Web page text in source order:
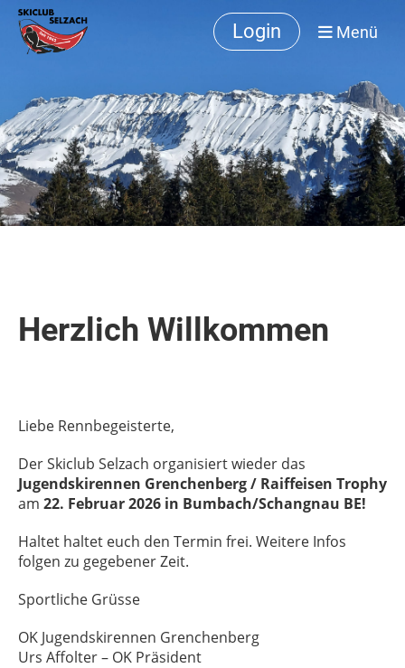
Login Menü
Herzlich Willkommen
Liebe Rennbegeisterte,
Der Skiclub Selzach organisiert wieder das
Jugendskirennen Grenchenberg / Raiffeisen Trophy
am 22. Februar 2026 in Bumbach/Schangnau BE!
Haltet haltet euch den Termin frei. Weitere Infos
folgen zu gegebener Zeit.
Sportliche Grüsse
OK Jugendskirennen Grenchenberg
Urs Affolter – OK Präsident